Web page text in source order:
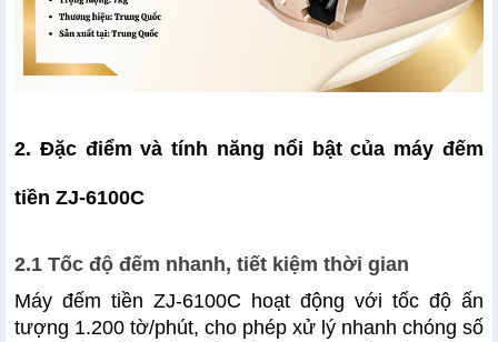
2. Đặc điểm và tính năng nổi bật của máy đếm
tiền ZJ-6100C
2.1 Tốc độ đếm nhanh, tiết kiệm thời gian
Máy đếm tiền ZJ-6100C hoạt động với tốc độ ấn
tượng 1.200 tờ/phút, cho phép xử lý nhanh chóng số